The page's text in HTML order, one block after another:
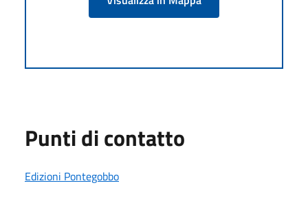
Punti di contatto
Edizioni Pontegobbo